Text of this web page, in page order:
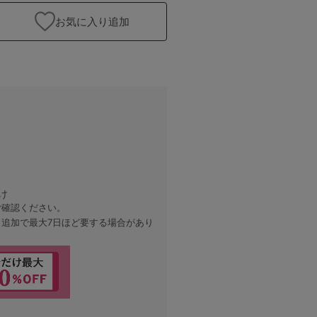
お気に入り追加
認ください。
加で最大7日ほど要する場合があり